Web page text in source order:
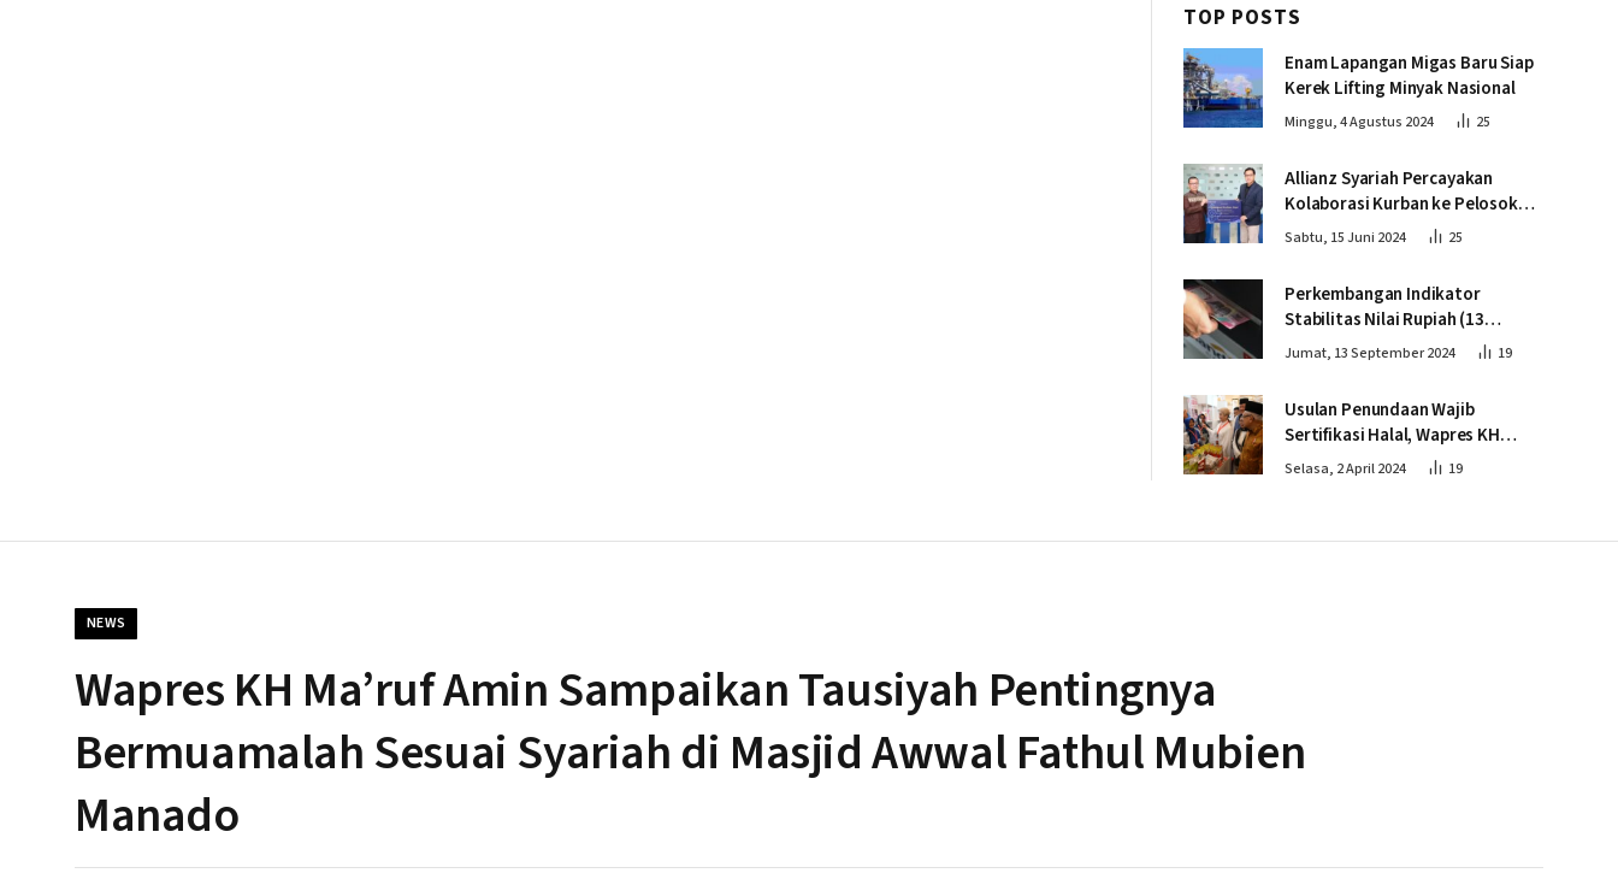
TOP POSTS
Enam Lapangan Migas Baru Siap
Kerek Lifting Minyak Nasional
Minggu, 4 Agustus 2024 25
Allianz Syariah Percayakan
Kolaborasi Kurban ke Pelosok
Negeri bersama Dompet Dhuafa
Sabtu, 15 Juni 2024 25
Perkembangan Indikator
Stabilitas Nilai Rupiah (13
September 2024)
Jumat, 13 September 2024 19
Usulan Penundaan Wajib
Sertifikasi Halal, Wapres KH
Ma’ruf Amin: Proses Tetap
Selasa, 2 April 2024 19
NEWS
Wapres KH Ma’ruf Amin Sampaikan Tausiyah Pentingnya
Bermuamalah Sesuai Syariah di Masjid Awwal Fathul Mubien
Manado